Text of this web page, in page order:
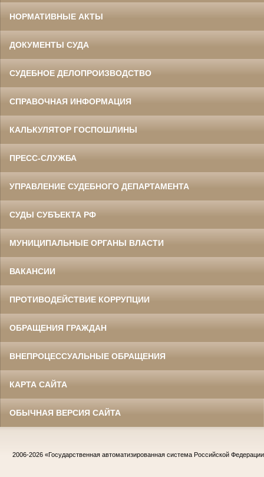
НОРМАТИВНЫЕ АКТЫ
ДОКУМЕНТЫ СУДА
СУДЕБНОЕ ДЕЛОПРОИЗВОДСТВО
СПРАВОЧНАЯ ИНФОРМАЦИЯ
КАЛЬКУЛЯТОР ГОСПОШЛИНЫ
ПРЕСС-СЛУЖБА
УПРАВЛЕНИЕ СУДЕБНОГО ДЕПАРТАМЕНТА
СУДЫ СУБЪЕКТА РФ
МУНИЦИПАЛЬНЫЕ ОРГАНЫ ВЛАСТИ
ВАКАНСИИ
ПРОТИВОДЕЙСТВИЕ КОРРУПЦИИ
ОБРАЩЕНИЯ ГРАЖДАН
ВНЕПРОЦЕССУАЛЬНЫЕ ОБРАЩЕНИЯ
КАРТА САЙТА
ОБЫЧНАЯ ВЕРСИЯ САЙТА
2006-2026 «Государственная автоматизированная система Российской